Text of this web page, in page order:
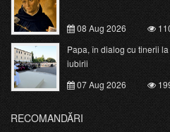
08 Aug 2026
Papa, în dialog cu tinerii
iubirii
07 Aug 2026
RECOMANDĂRI